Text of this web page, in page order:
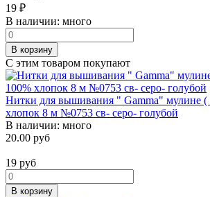
19 ₽
В наличии: много
В корзину
С этим товаром покупают
Нитки для вышивания " Gamma" мулине (
хлопок 8 м №0753 св- серо- голубой
В наличии: много
20.00 руб
19 руб
В корзину